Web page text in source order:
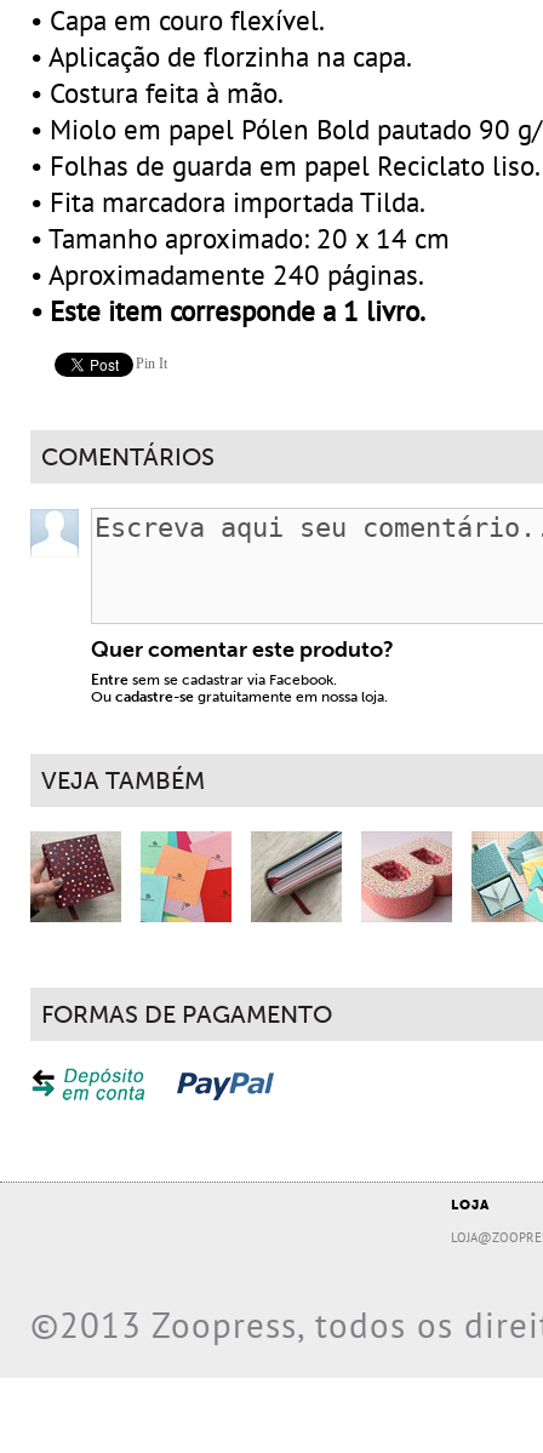
• Capa em couro flexível.
• Aplicação de florzinha na capa.
• Costura feita à mão.
• Miolo em papel Pólen Bold pautado 90
• Folhas de guarda em papel Reciclato liso.
• Fita marcadora importada Tilda.
• Tamanho aproximado: 20 x 14 cm
• Aproximadamente 240 páginas.
• Este item corresponde a 1 livro.
Pin It
COMENTÁRIOS
Quer comentar este produto?
Entre sem se cadastrar via Facebook.
Ou cadastre-se gratuitamente em nossa loja.
VEJA TAMBÉM
FORMAS DE PAGAMENTO
LOJA
©2013 Zoopress, todos os